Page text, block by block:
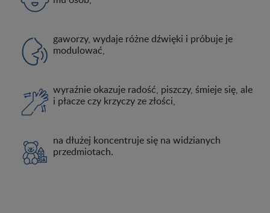
gaworzy, wydaje różne dźwięki i próbuje je
modulować,
wyraźnie okazuje radość, piszczy, śmieje się, ale
i płacze czy krzyczy ze złości,
na dłużej koncentruje się na widzianych
przedmiotach.